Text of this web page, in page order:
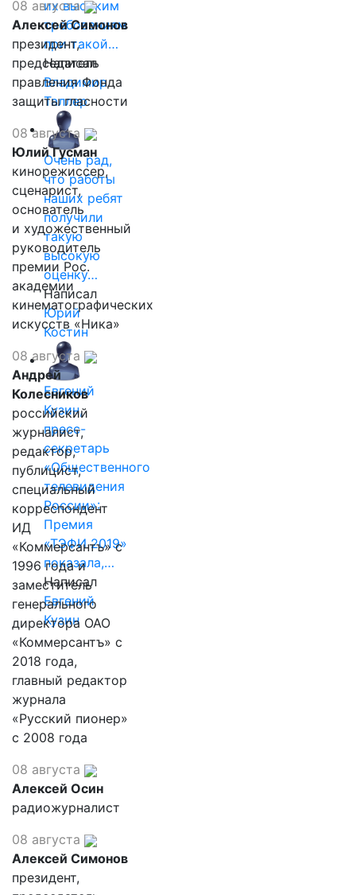
их высоким
требованиям
при такой…
Написал
Владимир
Таллер
Очень рад,
что работы
наших ребят
получили
такую
высокую
оценку…
Написал
Юрий
Костин
Евгений
Кузин,
пресс-
секретарь
«Общественного
телевидения
России»:
Премия
«ТЭФИ 2019»
показала,…
Написал
Евгений
Кузин
08 августа
Алексей Симонов
президент,
председатель
правления Фонда
защиты гласности
08 августа
Юлий Гусман
кинорежиссер,
сценарист,
основатель
и художественный
руководитель
премии Рос.
академии
кинематографических
искусств «Ника»
08 августа
Андрей
Колесников
российский
журналист,
редактор,
публицист,
специальный
корреспондент
ИД
«Коммерсантъ» с
1996 года и
заместитель
генерального
директора ОАО
«Коммерсантъ» с
2018 года,
главный редактор
журнала
«Русский пионер»
с 2008 года
08 августа
Алексей Осин
радиожурналист
08 августа
Алексей Симонов
президент,